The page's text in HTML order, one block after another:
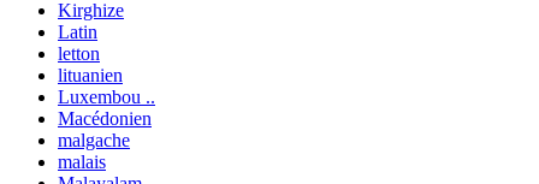
Kirghize
Latin
letton
lituanien
Luxembou ..
Macédonien
malgache
malais